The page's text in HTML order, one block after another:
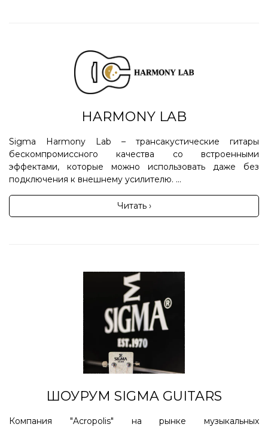
HARMONY LAB
Sigma Harmony Lab – трансакустические гитары
бескомпромиссного качества со встроенными
эффектами, которые можно использовать даже без
подключения к внешнему усилителю. ...
Читать ›
ШОУРУМ SIGMA GUITARS
Компания "Acropolis" на рынке музыкальных